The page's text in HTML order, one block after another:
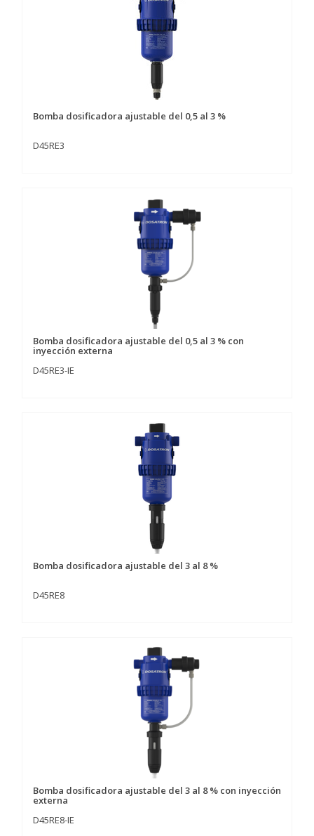
Bomba dosificadora ajustable del 0,5 al 3 %
D45RE3
Bomba dosificadora ajustable del 0,5 al 3 % con
inyección externa
D45RE3-IE
Bomba dosificadora ajustable del 3 al 8 %
D45RE8
Bomba dosificadora ajustable del 3 al 8 % con inyección
externa
D45RE8-IE